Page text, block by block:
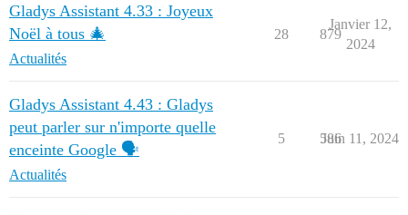
Gladys Assistant 4.33 : Joyeux
Noël à tous 🎄
Actualités
28 879
Janvier 12,
2024
Gladys Assistant 4.43 : Gladys
peut parler sur n'importe quelle
enceinte Google 🗣️
Actualités
5 586
Juin 11, 2024